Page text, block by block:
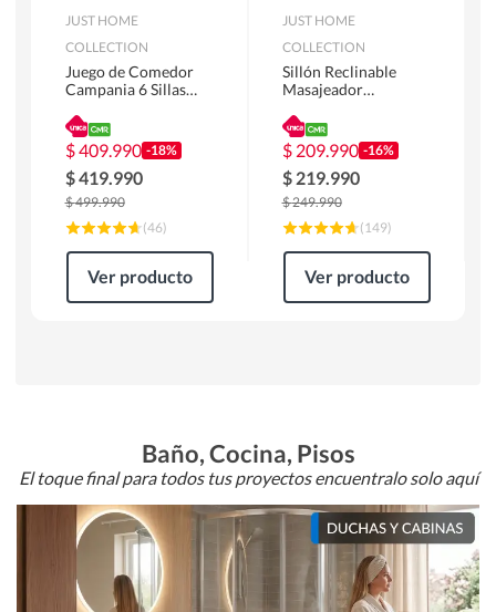
JUST HOME
COLLECTION
Juego de Comedor
Campania 6 Sillas
180 x 90 x 76 cm
Café
$409.990 -18%
$419.990
$499.990
(46)
Ver producto
JUST HOME
COLLECTION
Sillón Reclinable
Masajeador
Atlanta 91x101x94
cm Negro
$ 209.990 -16%
$ 219.990
$249.990
(149)
Ver producto
Baño, Cocina, Pisos
El toque final para todos tus proyectos encuentralo solo aquí